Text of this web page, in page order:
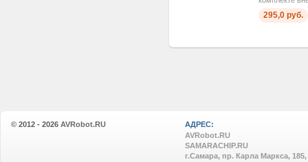
295,0 руб.
© 2012 - 2026 AVRobot.RU
АДРЕС:
AVRobot.RU
SAMARACHIP.RU
г.Самара, пр. Карла Маркса, 185,